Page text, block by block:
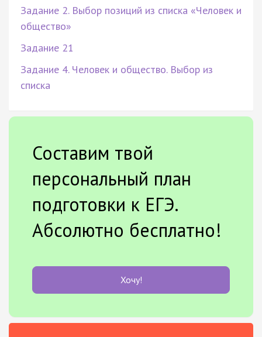
Задание 2. Выбор позиций из списка «Человек и
общество»
Задание 21
Задание 4. Человек и общество. Выбор из
списка
Составим твой
персональный план
подготовки к ЕГЭ.
Абсолютно бесплатно!
Хочу!